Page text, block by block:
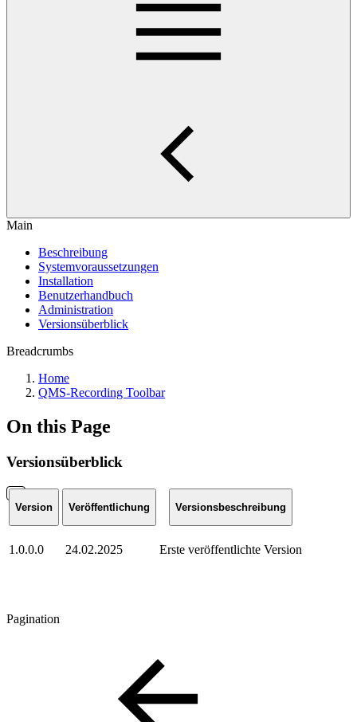
Main
Beschreibung
Systemvoraussetzungen
Installation
Benutzerhandbuch
Administration
Versionsüberblick
Breadcrumbs
Home
QMS-Recording Toolbar
On this Page
Versionsüberblick
Version Veröffentlichung Versionsbeschreibung
1.0.0.0 24.02.2025 Erste veröffentlichte Version
Pagination